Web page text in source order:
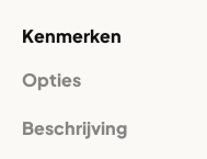
Kenmerken
Opties
Beschrijving